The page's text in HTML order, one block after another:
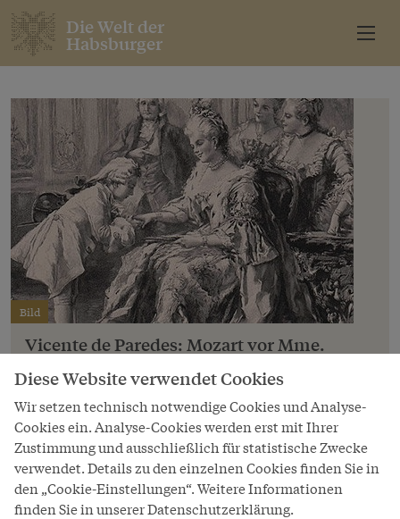
Die Welt der
Habsburger
Bild
Vicente de Paredes: Mozart vor Mme.
Copyright
Österreichische Nationalbibliothek
Diese Website verwendet Cookies
Wir setzen technisch notwendige Cookies und Analyse-
Cookies ein. Analyse-Cookies werden erst mit Ihrer
Zustimmung und ausschließlich für statistische Zwecke
verwendet. Details zu den einzelnen Cookies finden Sie in
den „Cookie-Einstellungen“. Weitere Informationen
finden Sie in unserer Datenschutzerklärung.